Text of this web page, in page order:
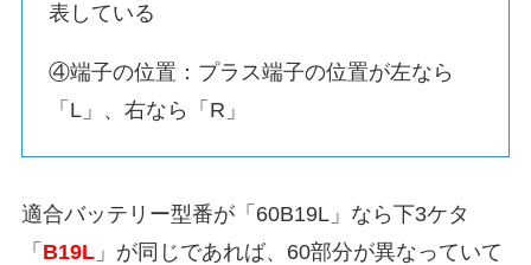
表している
④端子の位置：プラス端子の位置が左なら
「L」、右なら「R」
適合バッテリー型番が「60B19L」なら下3ケタ
「 B19L」が同じであれば、60部分が異なっていて